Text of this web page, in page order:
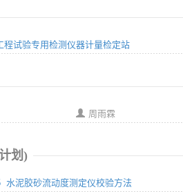
程试验专用检测仪器计量检定站
周雨霖
划)
水泥胶砂流动度测定仪校验方法